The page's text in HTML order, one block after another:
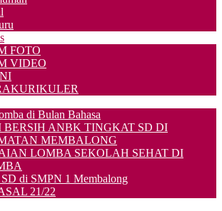
FOTO
VIDEO
di Bulan Bahasa
BERSIH ANBK TINGKAT SD DI
MEMBALONG
LOMBA SEKOLAH SEHAT DI
di SMPN 1 Membalong
21/22